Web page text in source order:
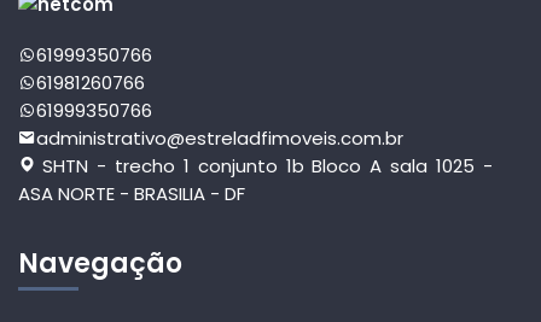
61999350766
61981260766
61999350766
administrativo@estreladfimoveis.com.br
SHTN - trecho 1 conjunto 1b Bloco A sala 1025 -
ASA NORTE - BRASILIA - DF
Navegação